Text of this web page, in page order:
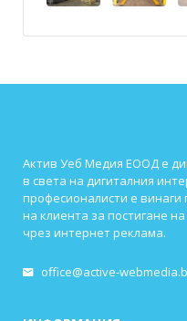
Актив Уеб Медия ЕООД е
в света на дигиталния
професионалисти е
на клиента за постигане
чрез интернет реклама.
office@active-